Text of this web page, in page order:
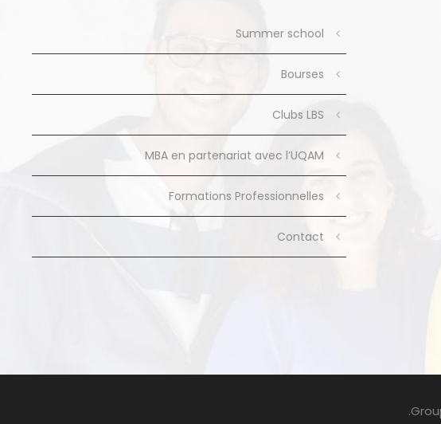
Summer school
Bourses
Clubs LBS
MBA en partenariat avec l’UQAM
Formations Professionnelles
Contact